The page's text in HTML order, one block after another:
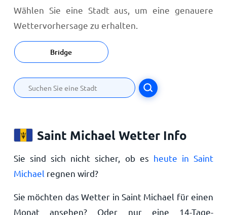
Wählen Sie eine Stadt aus, um eine genauere
Wettervorhersage zu erhalten.
Bridge
Saint Michael Wetter Info
Sie sind sich nicht sicher, ob es heute in Saint
Michael regnen wird?
Sie möchten das Wetter in Saint Michael für einen
Monat ansehen? Oder nur eine 14-Tage-